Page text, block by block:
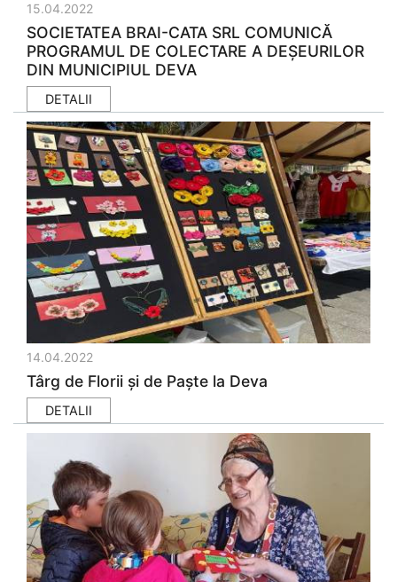
15.04.2022
SOCIETATEA BRAI-CATA SRL COMUNICĂ
PROGRAMUL DE COLECTARE A DEȘEURILOR
DIN MUNICIPIUL DEVA
DETALII
14.04.2022
Târg de Florii și de Paște la Deva
DETALII